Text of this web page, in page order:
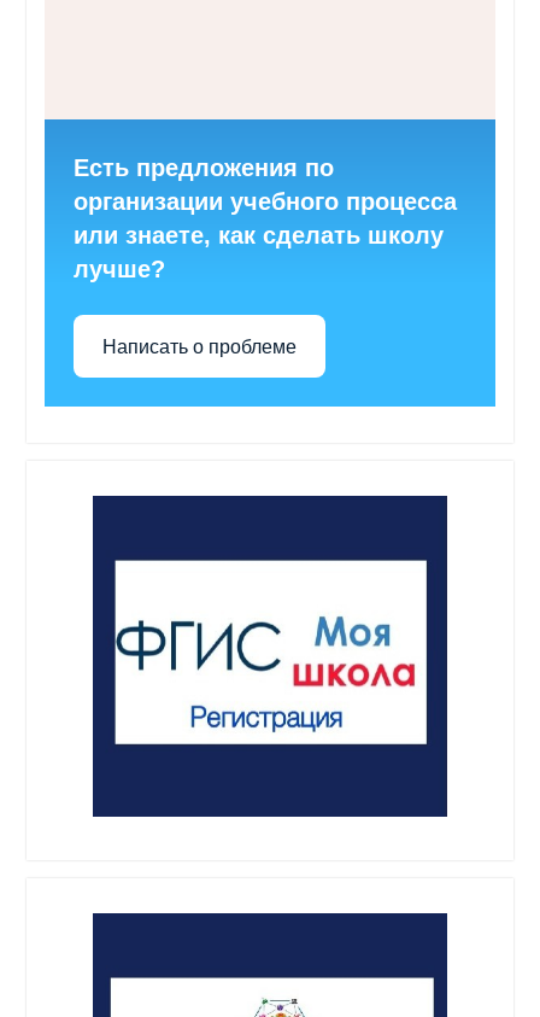
Есть предложения по
организации учебного процесса
или знаете, как сделать школу
лучше?
Написать о проблеме